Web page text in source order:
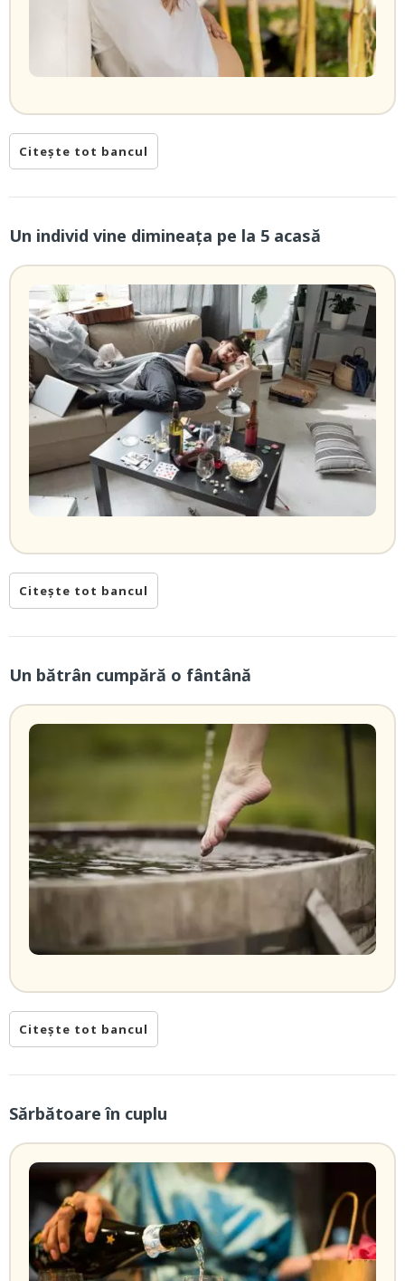
Citește tot bancul
Un individ vine dimineaţa pe la 5 acasă
Citește tot bancul
Un bătrân cumpără o fântână
Citește tot bancul
Sărbătoare în cuplu